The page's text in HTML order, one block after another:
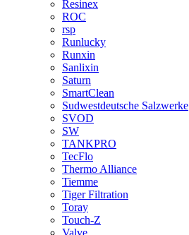
Resinex
ROC
rsp
Runlucky
Runxin
Sanlixin
Saturn
SmartClean
Sudwestdeutsche Salzwerke
SVOD
SW
TANKPRO
TecFlo
Thermo Alliance
Tiemme
Tiger Filtration
Toray
Touch-Z
Valve